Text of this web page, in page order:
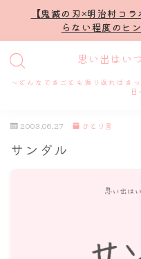
【鬼滅の刃×明治村コ
らない程度のヒ
思い出はい
～どんなできごとも振り返れば
日
MENU
プロフィール
2003.06.27 ひとり言
サンダル